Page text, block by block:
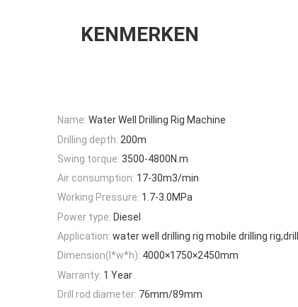
KENMERKEN
Name: Water Well Drilling Rig Machine
Drilling depth: 200m
Swing torque: 3500-4800N.m
Air consumption: 17-30m3/min
Working Pressure: 1.7-3.0MPa
Power type: Diesel
Application: water well drilling rig mobile drilling
Dimension(l*w*h): 4000×1750×2450mm
Warranty: 1 Year
Drill rod diameter: 76mm/89mm